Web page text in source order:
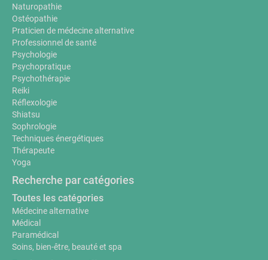
Naturopathie
Ostéopathie
Praticien de médecine alternative
Professionnel de santé
Psychologie
Psychopratique
Psychothérapie
Reiki
Réflexologie
Shiatsu
Sophrologie
Techniques énergétiques
Thérapeute
Yoga
Recherche par catégories
Toutes les catégories
Médecine alternative
Médical
Paramédical
Soins, bien-être, beauté et spa